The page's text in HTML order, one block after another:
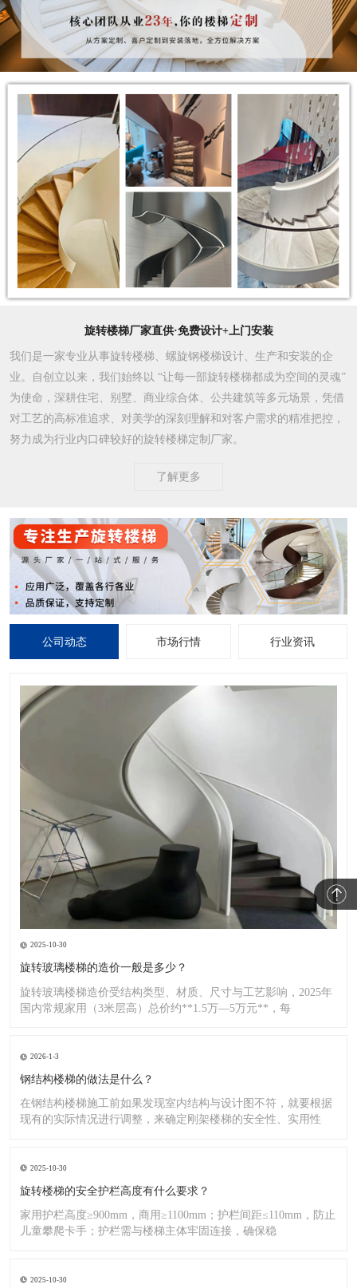
旋转楼梯厂家直供·免费设计+上门安装
我们是一家专业从事旋转楼梯、螺旋钢楼梯设计、生产和安装的企
业。自创立以来，我们始终以 “让每一部旋转楼梯都成为空间的灵魂”
为使命，深耕住宅、别墅、商业综合体、公共建筑等多元场景，凭借
对工艺的高标准追求、对美学的深刻理解和对客户需求的精准把控，
努力成为行业内口碑较好的旋转楼梯定制厂家。​
了解更多
公司动态 市场行情 行业资讯
2025-10-30
旋转玻璃楼梯的造价一般是多少？
旋转玻璃楼梯造价受结构类型、材质、尺寸与工艺影响，2025年
国内常规家用（3米层高）总价约**1.5万—5万元**，每
2026-1-3
钢结构楼梯的做法是什么？
在钢结构楼梯施工前如果发现室内结构与设计图不符，就要根据
现有的实际情况进行调整，来确定刚架楼梯的安全性、实用性
2025-10-30
旋转楼梯的安全护栏高度有什么要求？
家用护栏高度≥900mm，商用≥1100mm；护栏间距≤110mm，防止
儿童攀爬卡手；护栏需与楼梯主体牢固连接，确保稳
2025-10-30